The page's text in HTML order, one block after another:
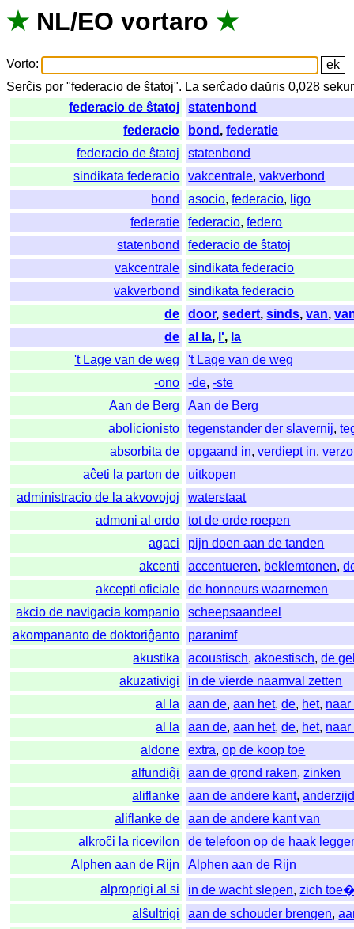
★ NL/EO vortaro ★
Vorto:
Serĉis por "federacio de ŝtatoj". La serĉado daŭris 0,028
federacio de ŝtatoj
statenbond
federacio
bond ,federatie
federacio de ŝtatoj
statenbond
sindikata federacio
vakcentrale,vakverbond
bond
asocio,federacio, ligo
federatie
federacio,federo
statenbond
federacio de ŝtatoj
vakcentrale
sindikata federacio
vakverbond
sindikata federacio
de
door,sedert,sinds,van,
de
al la, l', la
't Lage van de weg
't Lage van de weg
-ono
-de,-ste
Aan de Berg
Aan de Berg
abolicionisto
tegenstander der slavernij,
absorbita de
opgaand in,verdiept in,
aĉeti la parton de
uitkopen
administracio de la akvovojoj
waterstaat
admoni al ordo
tot de orde roepen
agaci
pijn doen aan de tanden
akcenti
accentueren, beklemtonen,
akcepti oficiale
de honneurs waarnemen
akcio de navigacia kompanio
scheepsaandeel
akompananto de doktoriĝanto
paranimf
akustika
acoustisch,akoestisch,de
akuzativigi
in de vierde naamval zetten
al la
aan de,aan het,de, het, naar
al la
aan de,aan het,de, het, naar
aldone
extra,op de koop toe
alfundiĝi
aan de grond raken,zinken
aliflanke
aan de andere kant,
aliflanke de
aan de andere kant van
alkroĉi la ricevilon
de telefoon op de haak
Alphen aan de Rijn
Alphen aan de Rijn
alproprigi al si
in de wacht slepen,zich
alŝultrigi
aan de schouder brengen,